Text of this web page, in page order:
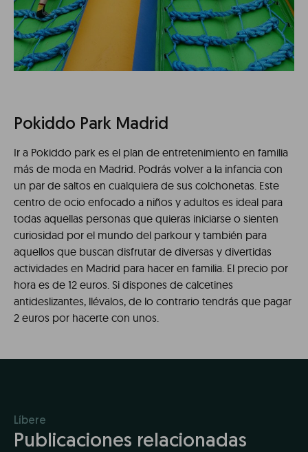
Pokiddo Park Madrid
Ir a Pokiddo park es el plan de entretenimiento en familia
más de moda en Madrid. Podrás volver a la infancia con
un par de saltos en cualquiera de sus colchonetas. Este
centro de ocio enfocado a niños y adultos es ideal para
todas aquellas personas que quieras iniciarse o sienten
curiosidad por el mundo del parkour y también para
aquellos que buscan disfrutar de diversas y divertidas
actividades en Madrid para hacer en familia. El precio por
hora es de 12 euros. Si dispones de calcetines
antideslizantes, llévalos, de lo contrario tendrás que pagar
2 euros por hacerte con unos.
Líbere
Publicaciones relacionadas